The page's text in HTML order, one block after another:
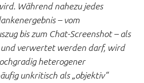
Während nahezu jedes
– vom
bis zum Chat-Screenshot – als
und verwertet werden darf, wird
heterogener
unkritisch als „objektiv“